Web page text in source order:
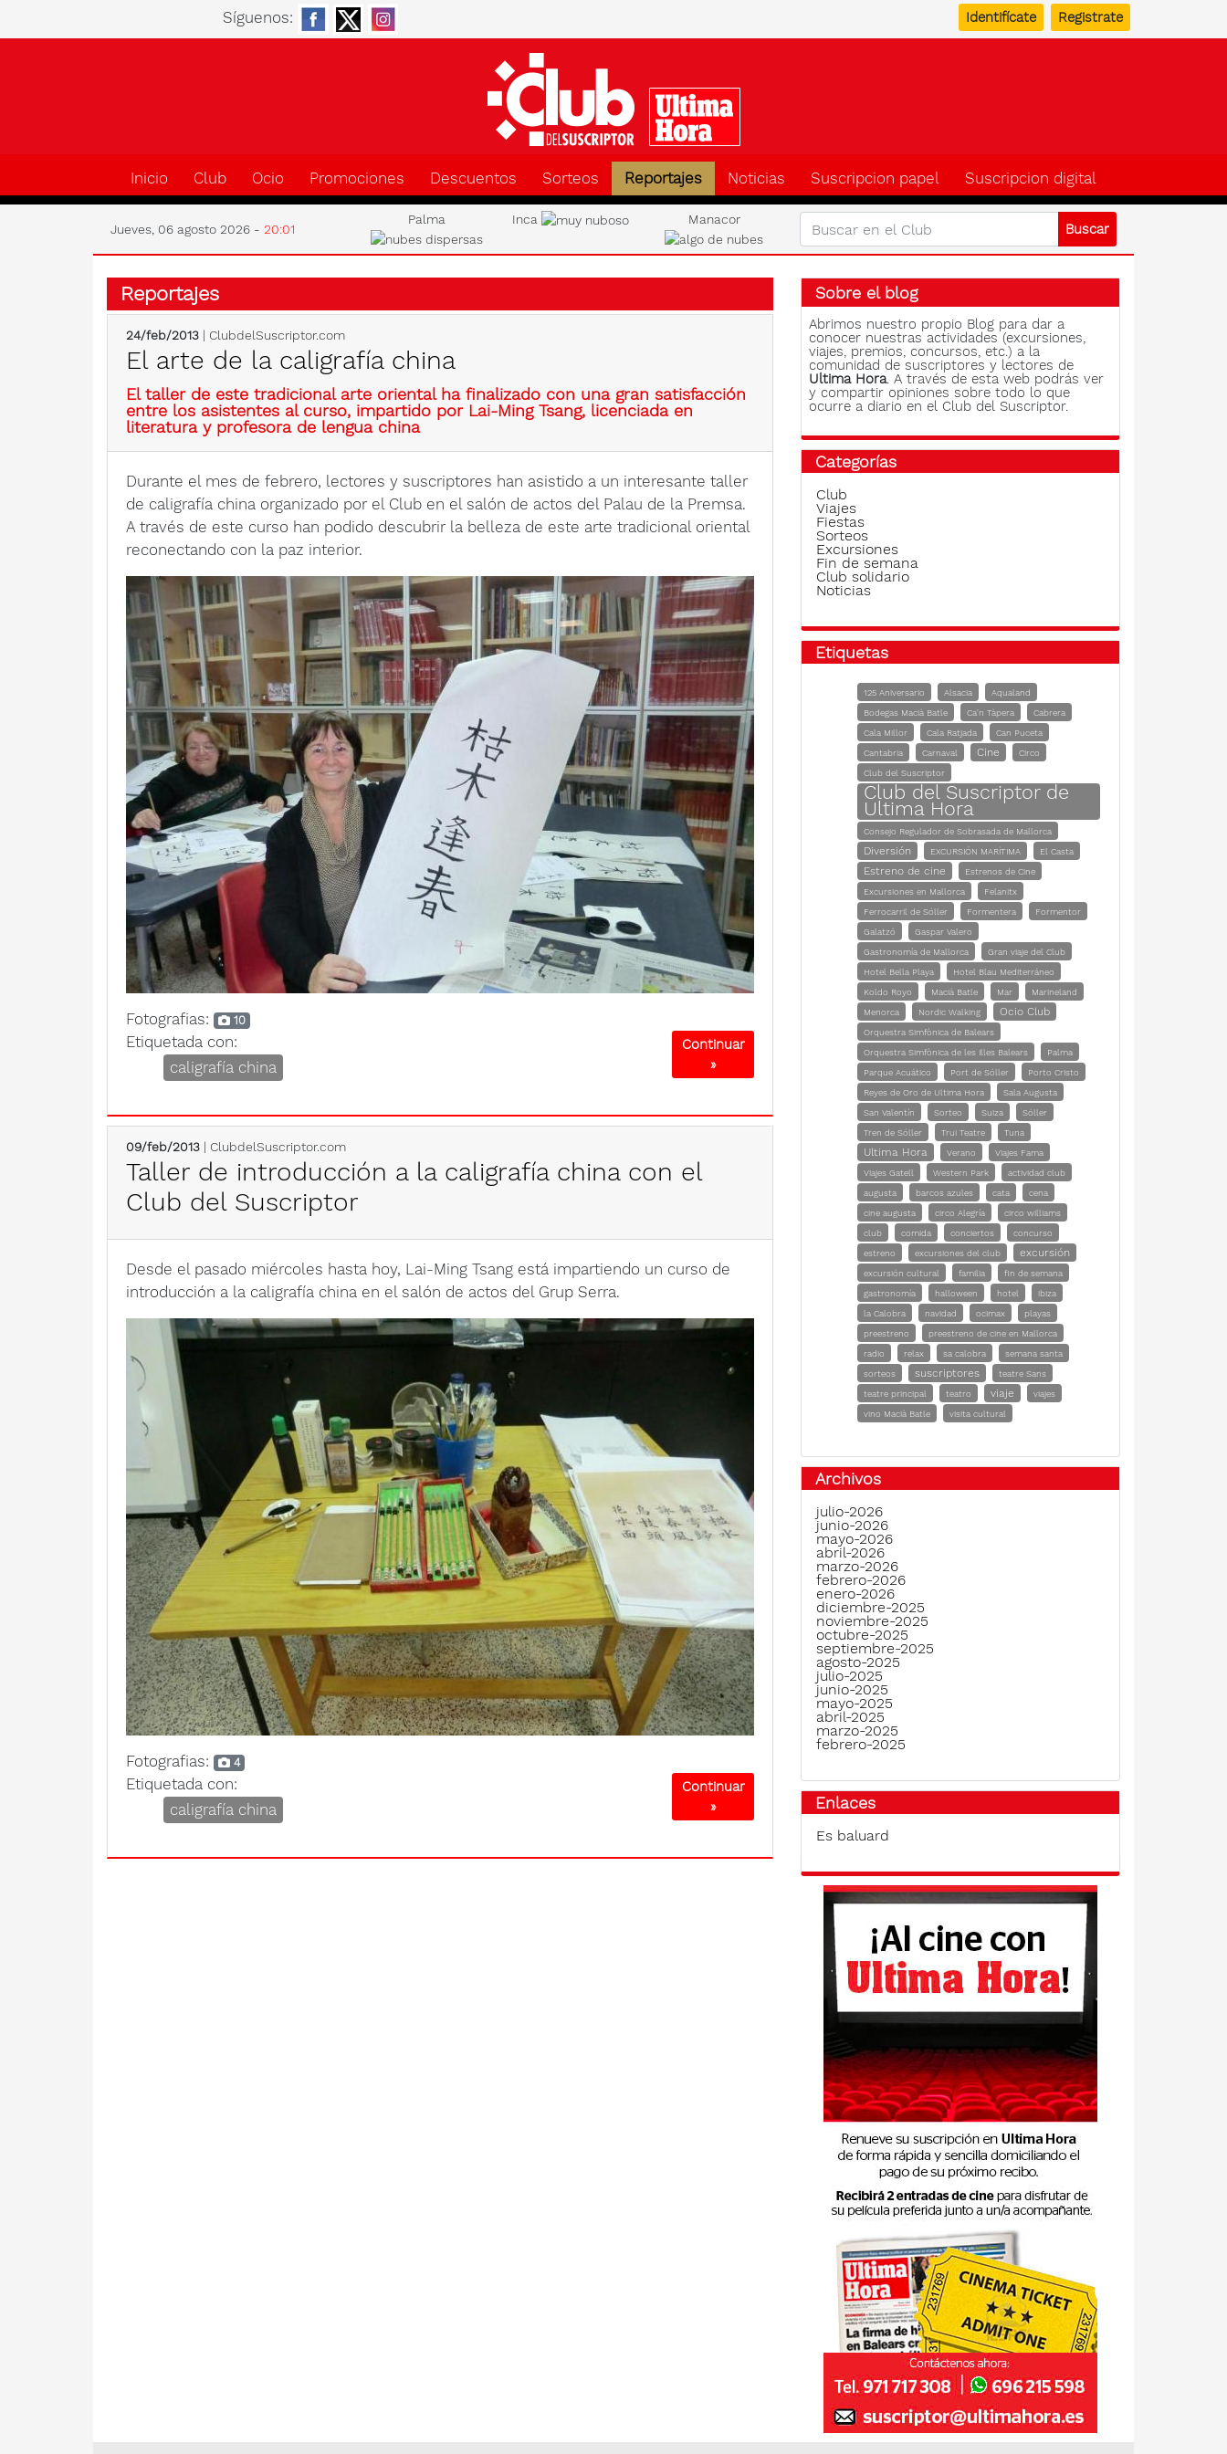
Síguenos: Identifícate Registrate
Inicio Club Ocio Promociones Descuentos Sorteos Reportajes Noticias Suscripcion papel Suscripcion digital
Jueves, 06 agosto 2026 - 20:01
Palma Inca Manacor
Reportajes
24/feb/2013 | ClubdelSuscriptor.com
El arte de la caligrafía china
El taller de este tradicional arte oriental ha finalizado con una gran satisfacción
entre los asistentes al curso, impartido por Lai-Ming Tsang, licenciada en
literatura y profesora de lengua china
Durante el mes de febrero, lectores y suscriptores han asistido a un interesante taller
de caligrafía china organizado por el Club en el salón de actos del Palau de la Premsa.
A través de este curso han podido descubrir la belleza de este arte tradicional oriental
reconectando con la paz interior.
Fotografias: 10
Etiquetada con:
caligrafía china
Continuar
»
09/feb/2013 | ClubdelSuscriptor.com
Taller de introducción a la caligrafía china con el
Club del Suscriptor
Desde el pasado miércoles hasta hoy, Lai-Ming Tsang está impartiendo un curso de
introducción a la caligrafía china en el salón de actos del Grup Serra.
Fotografias: 4
Etiquetada con:
caligrafía china
Continuar
»
Sobre el blog
Abrimos nuestro propio Blog para dar a
conocer nuestras actividades (excursiones,
viajes, premios, concursos, etc.) a la
comunidad de suscriptores y lectores de
Ultima Hora. A través de esta web podrás ver
y compartir opiniones sobre todo lo que
ocurre a diario en el Club del Suscriptor.
Categorías
Club
Viajes
Fiestas
Sorteos
Excursiones
Fin de semana
Club solidario
Noticias
Etiquetas
125 Aniversario Alsacia
Aqualand
Bodegas Macià Batle
Ca'n Tàpera
Cabrera
Cala Millor
Cala Ratjada
Can Puceta
Cantabria
Carnaval Cine
Circo
Club del Suscriptor
Club del Suscriptor de
Ultima Hora
Consejo Regulador de Sobrasada de Mallorca
Diversión EXCURSIÓN MARÍTIMA El Casta
Estreno de cine
Estrenos de Cine
Excursiones en Mallorca
Felanitx
Ferrocarril de Sóller
Formentera
Formentor
Galatzó
Gaspar Valero
Gastronomía de Mallorca
Gran viaje del Club
Hotel Bella Playa
Hotel Blau Mediterráneo
Koldo Royo
Macià Batle Mar
Marineland
Menorca
Nordic Walking Ocio Club
Orquestra Simfònica de Balears
Orquestra Simfònica de les Illes Balears
Palma
Parque Acuático
Port de Sóller
Porto Cristo
Reyes de Oro de Ultima Hora
Sala Augusta
San Valentín
Sorteo Suiza
Sóller
Tren de Sóller
Trui Teatre Tuna
Ultima Hora Verano
Viajes Fama
Viajes Gatell
Western Park
actividad club
augusta
barcos azules cata
cena
cine augusta
circo Alegría
circo williams
club
comida conciertos
concurso
estreno
excursiones del club excursión
excursión cultural familia
fin de semana
gastronomía
halloween hotel
ibiza
la Calobra
navidad ocimax
playas
preestreno
preestreno de cine en Mallorca
radio
relax sa calobra
semana santa
sorteos
suscriptores
teatre Sans
teatre principal
teatro viaje
viajes
vino Macià Batle
visita cultural
Archivos
julio-2026
junio-2026
mayo-2026
abril-2026
marzo-2026
febrero-2026
enero-2026
diciembre-2025
noviembre-2025
octubre-2025
septiembre-2025
agosto-2025
julio-2025
junio-2025
mayo-2025
abril-2025
marzo-2025
febrero-2025
Enlaces
Es baluard